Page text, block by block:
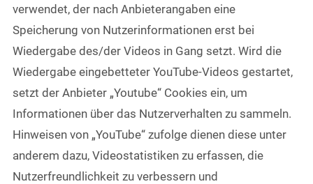
verwendet, der nach Anbieterangaben eine
Speicherung von Nutzerinformationen erst bei
Wiedergabe des/der Videos in Gang setzt. Wird die
Wiedergabe eingebetteter YouTube-Videos gestartet,
setzt der Anbieter „Youtube“ Cookies ein, um
Informationen über das Nutzerverhalten zu sammeln.
Hinweisen von „YouTube“ zufolge dienen diese unter
anderem dazu, Videostatistiken zu erfassen, die
Nutzerfreundlichkeit zu verbessern und